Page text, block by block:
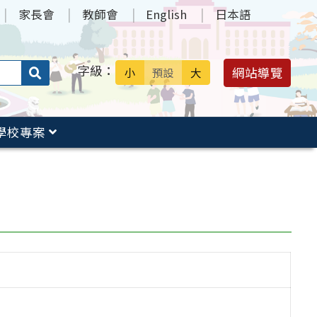
家長會 教師會 English 日本語
搜
送出 字級： 小 預設 大 網站導覽
校專案